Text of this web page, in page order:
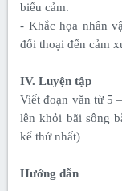
biểu cảm.
- Khắc họa nhân
đối thoại đến cảm
IV. Luyện tập
Viết đoạn văn từ 5
lên khỏi bãi sông
kể thứ nhất)
Hướng dẫn